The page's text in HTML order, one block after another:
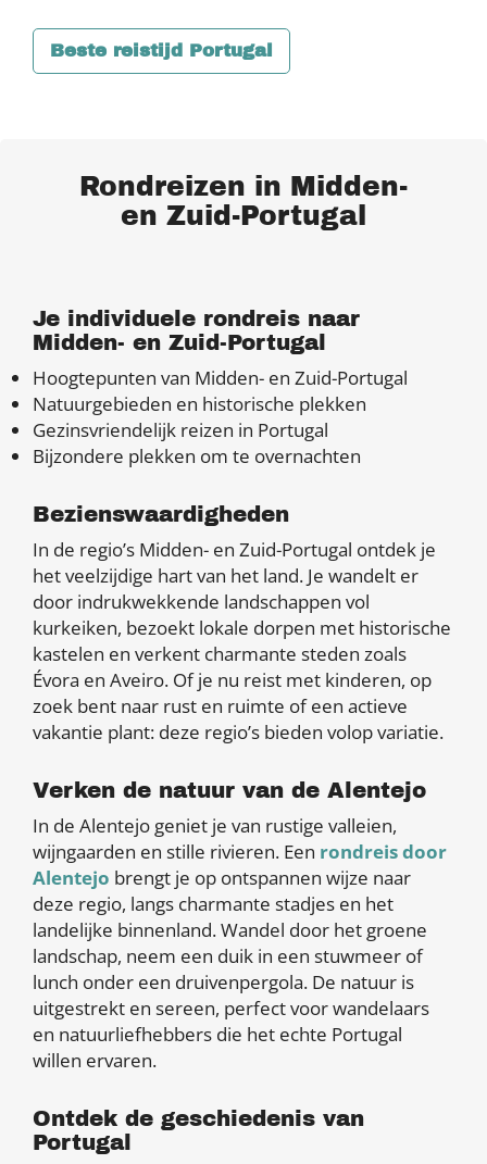
Beste reistijd Portugal
Rondreizen in Midden-
en Zuid-Portugal
Je individuele rondreis naar
Midden- en Zuid-Portugal
Hoogtepunten van Midden- en Zuid-Portugal
Natuurgebieden en historische plekken
Gezinsvriendelijk reizen in Portugal
Bijzondere plekken om te overnachten
Bezienswaardigheden
In de regio’s Midden- en Zuid-Portugal ontdek je
het veelzijdige hart van het land. Je wandelt er
door indrukwekkende landschappen vol
kurkeiken, bezoekt lokale dorpen met historische
kastelen en verkent charmante steden zoals
Évora en Aveiro. Of je nu reist met kinderen, op
zoek bent naar rust en ruimte of een actieve
vakantie plant: deze regio’s bieden volop variatie.
Verken de natuur van de Alentejo
In de Alentejo geniet je van rustige valleien,
wijngaarden en stille rivieren. Een rondreis door
Alentejo brengt je op ontspannen wijze naar
deze regio, langs charmante stadjes en het
landelijke binnenland. Wandel door het groene
landschap, neem een duik in een stuwmeer of
lunch onder een druivenpergola. De natuur is
uitgestrekt en sereen, perfect voor wandelaars
en natuurliefhebbers die het echte Portugal
willen ervaren.
Ontdek de geschiedenis van
Portugal